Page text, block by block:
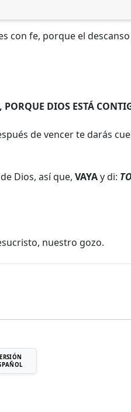
con fe, porque el
DIOS ESTÁ
de vencer te darás
Dios, así que, VAYAy di:
nuestro gozo.